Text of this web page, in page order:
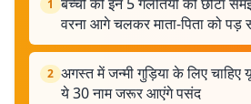
1
वरना आगे चलकर माता-पिता को पड़
2 अगस्त में जन्मी गुड़िया के लिए
ये 30 नाम जरूर आएंगे पसंद